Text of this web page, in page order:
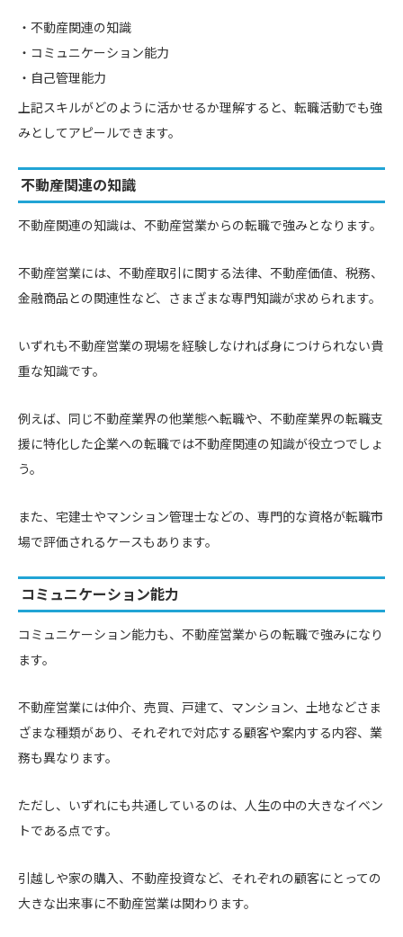
不動産関連の知識
コミュニケーション能力
自己管理能力
上記スキルがどのように活かせるか理解すると、転職活動でも強
みとしてアピールできます。
不動産関連の知識
不動産関連の知識は、不動産営業からの転職で強みとなります。
不動産営業には、不動産取引に関する法律、不動産価値、税務、
金融商品との関連性など、さまざまな専門知識が求められます。
いずれも不動産営業の現場を経験しなければ身につけられない貴
重な知識です。
例えば、同じ不動産業界の他業態へ転職や、不動産業界の転職支
援に特化した企業への転職では不動産関連の知識が役立つでしょ
う。
また、宅建士やマンション管理士などの、専門的な資格が転職市
場で評価されるケースもあります。
コミュニケーション能力
コミュニケーション能力も、不動産営業からの転職で強みになり
ます。
不動産営業には仲介、売買、戸建て、マンション、土地などさま
ざまな種類があり、それぞれで対応する顧客や案内する内容、業
務も異なります。
ただし、いずれにも共通しているのは、人生の中の大きなイベン
トである点です。
引越しや家の購入、不動産投資など、それぞれの顧客にとっての
大きな出来事に不動産営業は関わります。